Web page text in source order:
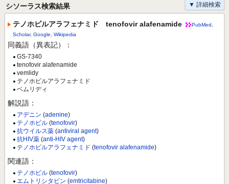
▼ 詳細検索
シソーラス検索結果
テノホビルアラフェナミド tenofovir alafenamide PubMed
Scholar, Google Wikipedia
同義語（異表記）：
GS-7340
tenofovir alafenamide
vemlidy
テノホビルアラフェナミド
ベムリディ
解説語：
アデニン (adenine)
テノホビル (tenofovir)
抗ウイルス薬 (antiviral agent)
抗HIV薬 (anti-HIV agent)
テノホビルアラフェナミド (tenofovir alafenamide)
関連語：
テノホビル (tenofovir)
エムトリシタビン (emtricitabine)